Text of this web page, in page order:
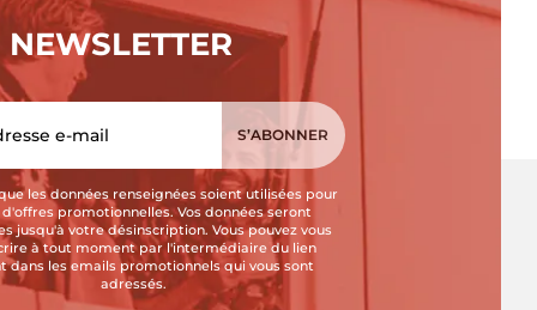
NEWSLETTER
les données renseignées soient utilisées pour
d'offres promotionnelles. Vos données seront
jusqu'à votre désinscription. Vous pouvez vous
à tout moment par l'intermédiaire du lien
dans les emails promotionnels qui vous sont
adressés.